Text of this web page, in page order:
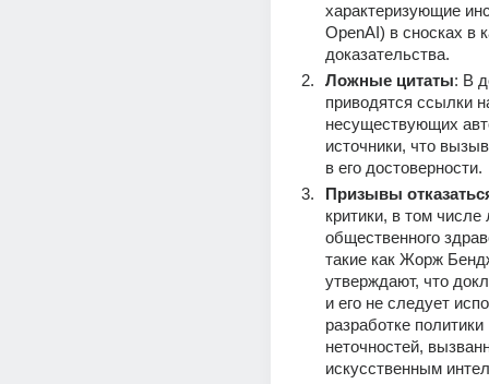
характеризующие
OpenAI) в сносках в
доказательства.
Ложные цитаты: В
приводятся ссылки
несуществующих
источники, что
в его достоверности.
Призывы
критики, в том
общественного
такие как Жорж
утверждают, что
и его не следует
разработке политики
неточностей,
искусственным